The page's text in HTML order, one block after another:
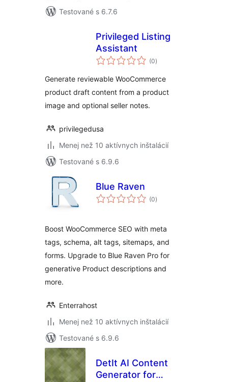
Testované s 6.7.6
Privileged Listing
Assistant
(0celkové
hodnotenie
)
Generate reviewable WooCommerce
product draft content from a product
image and optional seller notes.
privilegedusa
Menej než 10 aktívnych inštalácií
Testované s 6.9.6
Blue Raven
(0celkové
hodnotenie
)
Boost WooCommerce SEO with meta
tags, schema, alt tags, sitemaps, and
forms. Upgrade to Blue Raven Pro for
generative Product descriptions and
more.
Enterrahost
Menej než 10 aktívnych inštalácií
Testované s 6.9.6
DetIt AI Content
Generator for